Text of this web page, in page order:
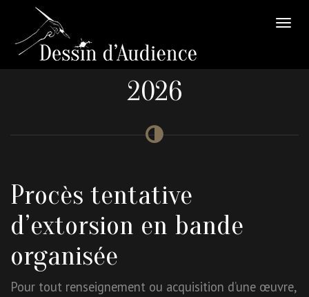
2026
Procès tentative
d’extorsion en bande
organisée
Pour tout renseignement ou acquisition d’une œuvre,